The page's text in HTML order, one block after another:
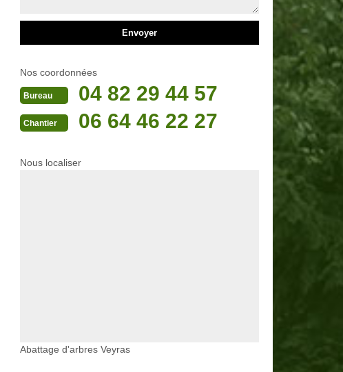
Nos coordonnées
Bureau 04 82 29 44 57
Chantier 06 64 46 22 27
Nous localiser
Abattage d'arbres Veyras